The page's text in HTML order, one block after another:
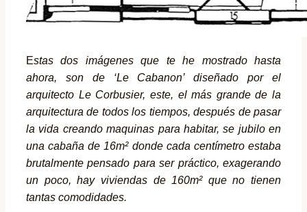
Estas dos imágenes que te he mostrado hasta
ahora, son de ‘Le Cabanon’ diseñado por el
arquitecto Le Corbusier, este, el más grande de la
arquitectura de todos los tiempos, después de pasar
la vida creando maquinas para habitar, se jubilo en
una cabaña de 16m² donde cada centímetro estaba
brutalmente pensado para ser práctico, exagerando
un poco, hay viviendas de 160m² que no tienen
tantas comodidades.